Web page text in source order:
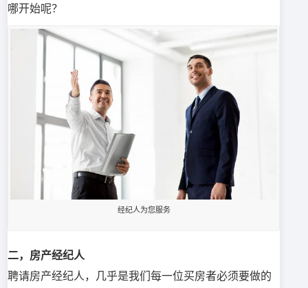
哪开始呢？
经纪人为您服务
二，房产经纪人
聘请房产经纪人，几乎是我们每一位买房者必须要做的